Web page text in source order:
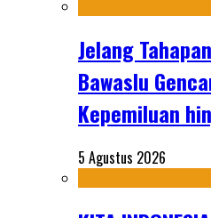
Jelang
Bawaslu
Kepemiluan
5 Agustus 2026